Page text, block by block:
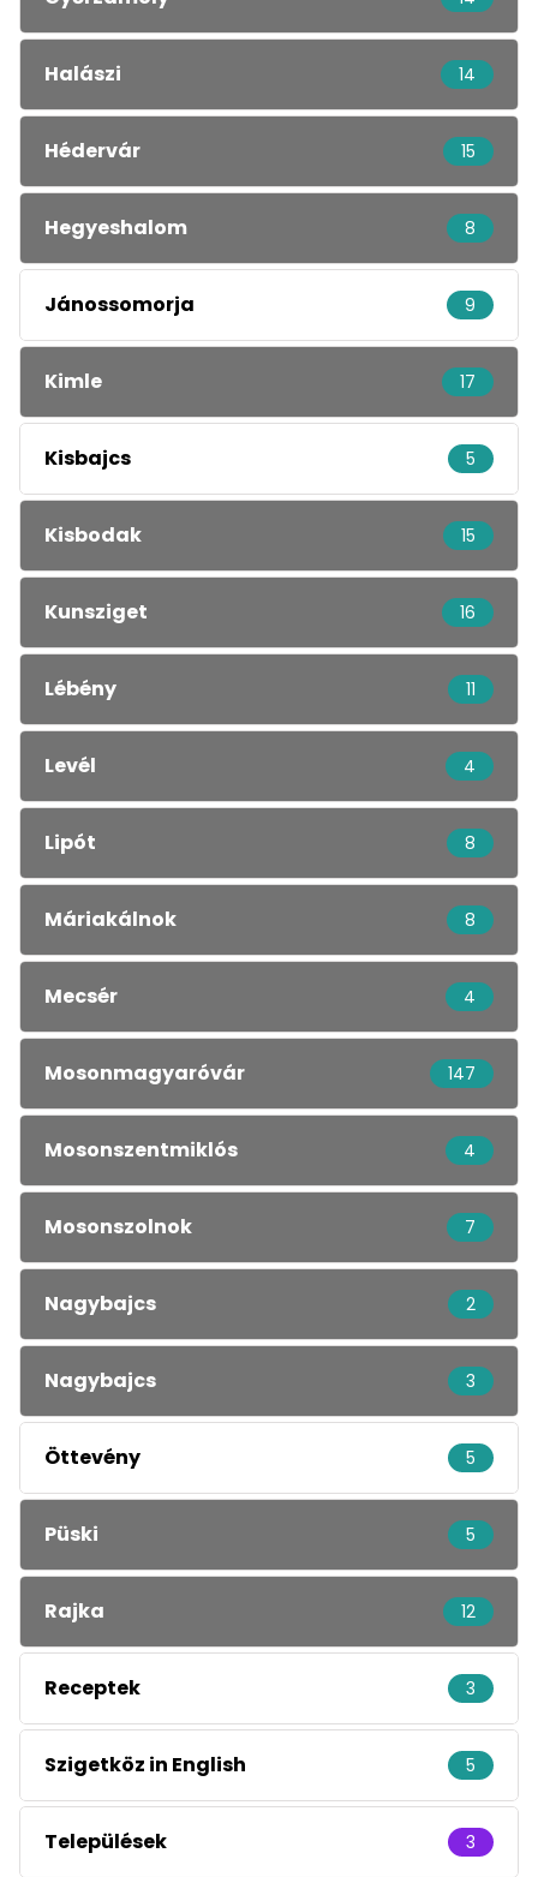
Halászi 14
Hédervár 15
Hegyeshalom 8
Jánossomorja 9
Kimle 17
Kisbajcs 5
Kisbodak 15
Kunsziget 16
Lébény 11
Levél 4
Lipót 8
Máriakálnok 8
Mecsér 4
Mosonmagyaróvár 147
Mosonszentmiklós 4
Mosonszolnok 7
Nagybajcs 2
Nagybajcs 3
Öttevény 5
Püski 5
Rajka 12
Receptek 3
Szigetköz in English 5
Települések 3